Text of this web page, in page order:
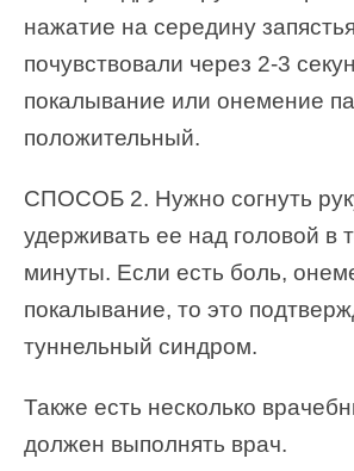
нажатие на середину
почувствовали через 2-3
покалывание или онемение
положительный.
СПОСОБ 2. Нужно согнуть
удерживать ее над головой в
минуты. Если есть боль,
покалывание, то это
туннельный синдром.
Также есть несколько
должен выполнять врач.